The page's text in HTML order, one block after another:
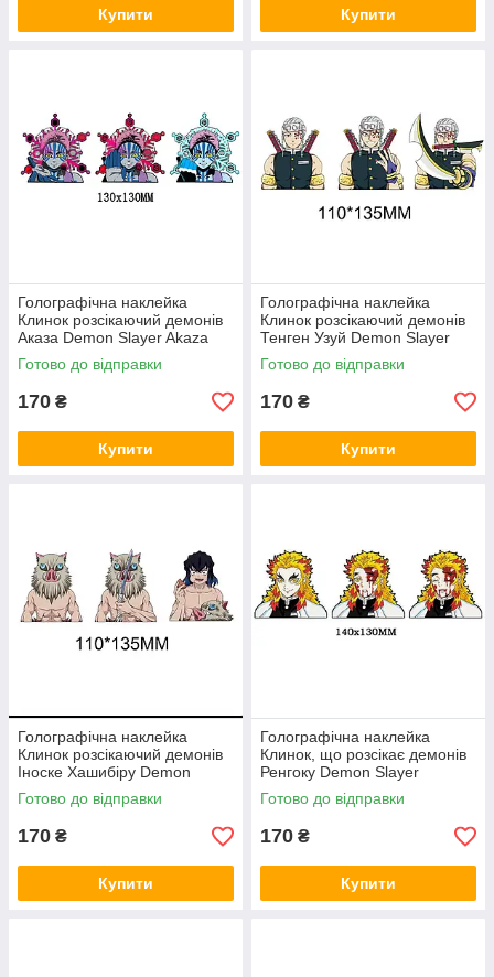
Купити Купити
Голографічна наклейка
Клинок розсікаючий демонів
Аказа Demon Slayer Akaza
130x130 мм
Готово до відправки
170 ₴
Купити
Голографічна наклейка
Клинок розсікаючий демонів
Тенген Узуй Demon Slayer
Uzui Tengen 110x135 мм
Готово до відправки
170 ₴
Купити
Голографічна наклейка
Клинок розсікаючий демонів
Іноске Хашибіру Demon
Slayer Inosuke Hashibira
110x135 мм
Готово до відправки
170 ₴
Купити
Голографічна наклейка
Клинок, що розсікає демонів
Ренгоку Demon Slayer
Rengoku
Готово до відправки
170 ₴
Купити